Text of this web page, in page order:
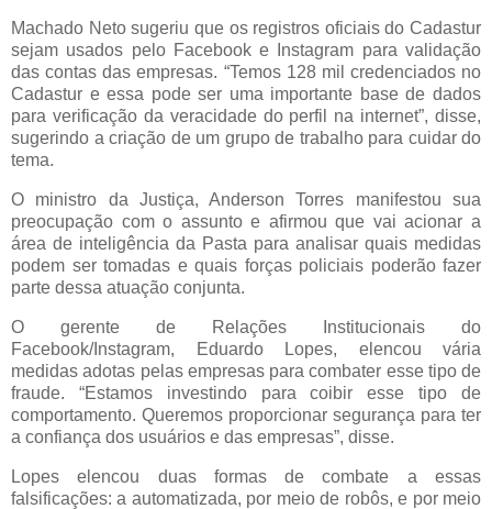
Machado Neto sugeriu que os registros oficiais do Cadastur
sejam usados pelo Facebook e Instagram para validação
das contas das empresas. “Temos 128 mil credenciados no
Cadastur e essa pode ser uma importante base de dados
para verificação da veracidade do perfil na internet”, disse,
sugerindo a criação de um grupo de trabalho para cuidar do
tema.
O ministro da Justiça, Anderson Torres manifestou sua
preocupação com o assunto e afirmou que vai acionar a
área de inteligência da Pasta para analisar quais medidas
podem ser tomadas e quais forças policiais poderão fazer
parte dessa atuação conjunta.
O gerente de Relações Institucionais do
Facebook/Instagram, Eduardo Lopes, elencou vária
medidas adotas pelas empresas para combater esse tipo de
fraude. “Estamos investindo para coibir esse tipo de
comportamento. Queremos proporcionar segurança para ter
a confiança dos usuários e das empresas”, disse.
Lopes elencou duas formas de combate a essas
falsificações: a automatizada, por meio de robôs, e por meio